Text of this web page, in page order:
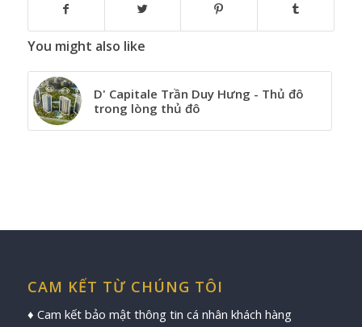
You might also like
D' Capitale Trần Duy Hưng - Thủ đô
trong lòng thủ đô
CAM KẾT TỪ CHÚNG TÔI
♦ Cam kết bảo mật thông tin cá nhân khách hàng